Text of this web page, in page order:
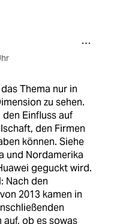
Thema nur in
zu sehen.
Einfluss auf
den Firmen
können. Siehe
und Nordamerika
geguckt wird.
Nach den
2013 kamen in
auf, ob es sowas